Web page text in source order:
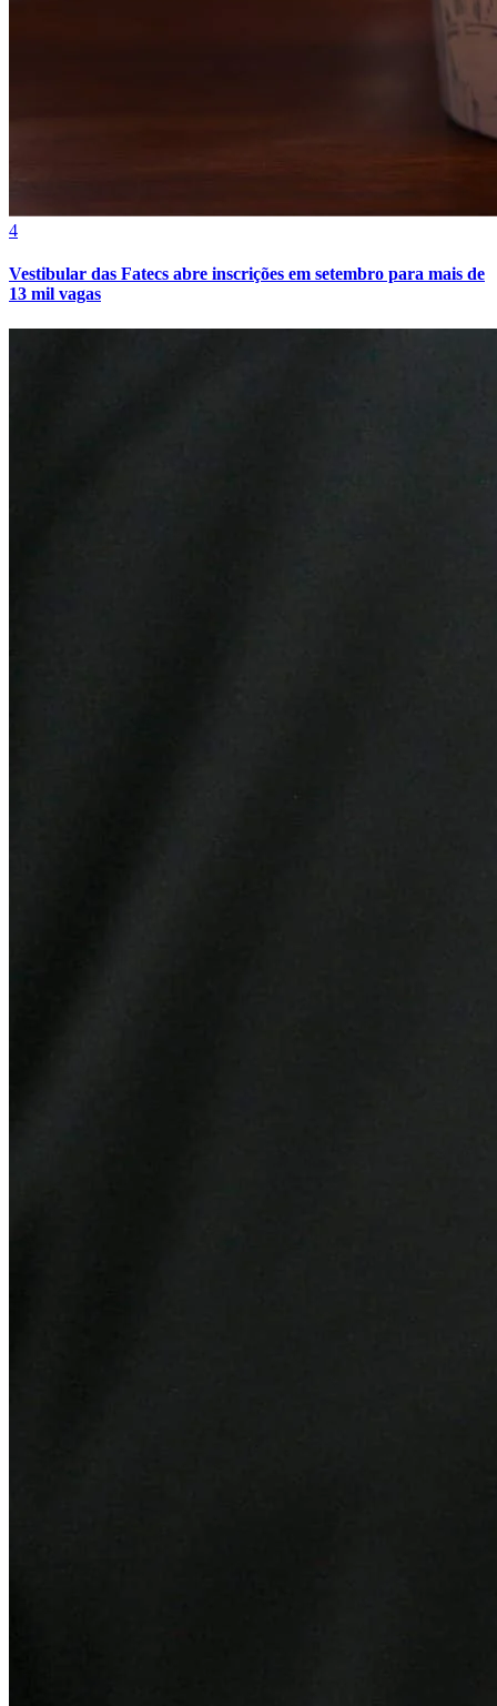
4
Vestibular das Fatecs abre inscrições em setembro para mais de
13 mil vagas